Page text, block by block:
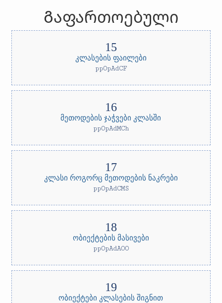
Გაფართოებული
კლასების ფაილები
ppOpAdCF
მეთოდების ჯაჭვები კლასში
ppOpAdMCh
კლასი როგორც მეთოდების ნაკრები
ppOpAdCMS
ობიექტების მასივები
ppOpAdAOO
ობიექტები კლასების შიგნით